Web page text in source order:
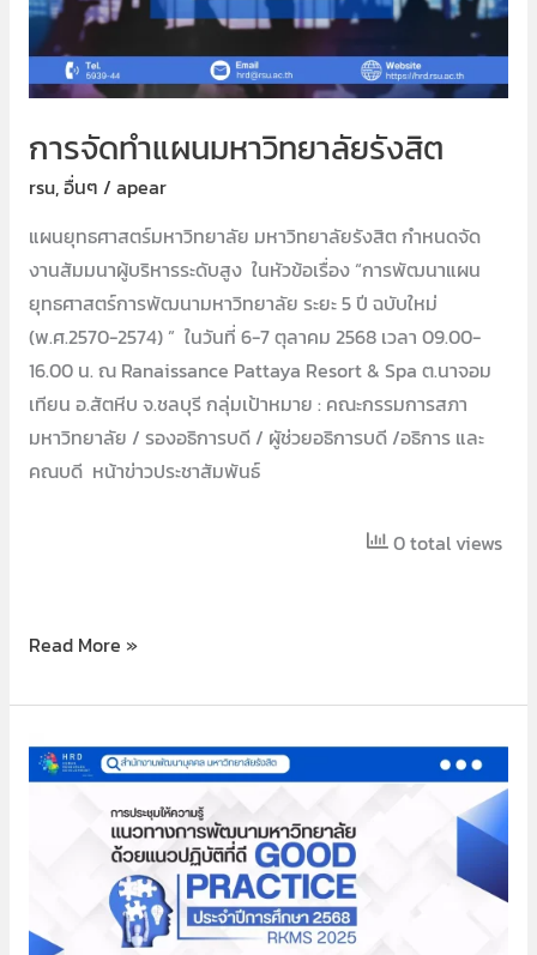
การจัดทำแผนมหาวิทยาลัยรังสิต
rsu,อื่นๆ / apear
แผนยุทธศาสตร์มหาวิทยาลัย มหาวิทยาลัยรังสิต กำหนดจัด
งานสัมมนาผู้บริหารระดับสูง ในหัวข้อเรื่อง “การพัฒนาแผน
ยุทธศาสตร์การพัฒนามหาวิทยาลัย ระยะ 5 ปี ฉบับใหม่
(พ.ศ.2570-2574) ” ในวันที่ 6-7 ตุลาคม 2568 เวลา 09.00-
16.00 น. ณ Ranaissance Pattaya Resort & Spa ต.นาจอม
เทียน อ.สัตหีบ จ.ชลบุรี กลุ่มเป้าหมาย : คณะกรรมการสภา
มหาวิทยาลัย / รองอธิการบดี / ผูัช่วยอธิการบดี /อธิการ และ
คณบดี หน้าข่าวประชาสัมพันธ์
0 total views
Read More »
KM2568